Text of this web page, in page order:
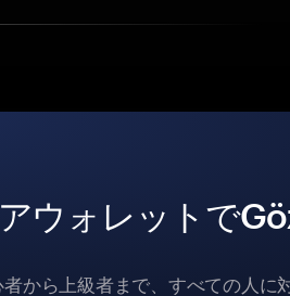
ウォレットで
から上級者まで、すべての人に